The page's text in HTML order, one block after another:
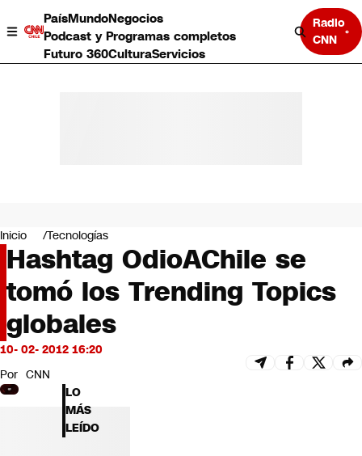
PaísMundoNegocios
Podcast y Programas completos
Futuro 360CulturaServicios
Radio
CNN
Negocios
Deportes
Programas completos
Cultura
Servicios
Bits
CNN Data
CNN tiempo
Futuro 360
Opinión
Inicio Tecnologías
Hashtag OdioAChile se
tomó los Trending Topics
globales
10- 02- 2012 16:20
Por CNN
LO
MÁS
LEÍDO